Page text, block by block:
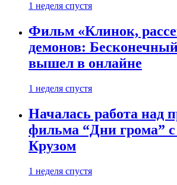
1 неделя спустя
Фильм «Клинок,
демонов:
вышел в онлайне
1 неделя спустя
Началась работа над
фильма “Дни грома”
Крузом
1 неделя спустя